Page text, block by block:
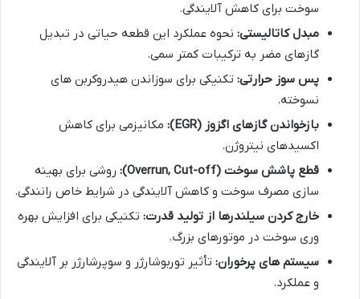
سوخت برای کاهش آلایندگی.
مبدل کاتالیستی: نحوه عملکرد این قطعه حیاتی در تبدیل
گازهای مضر به ترکیبات کمتر سمی.
پس سوز حرارتی: تکنیکی برای سوزاندن هیدروکربن های
نسوخته.
بازخواندن گازهای اگزوز (EGR):
مکانیزمی برای کاهش
اکسیدهای نیتروژن.
قطع پاشش سوخت (Overrun, Cut-off):
روشی برای بهینه
سازی مصرف سوخت و کاهش آلایندگی در شرایط خاص رانندگی.
خارج کردن سیلندرها از تولید قدرت: تکنیکی برای افزایش بهره
وری سوخت در موتورهای بزرگ.
سیستم های پرخوران: تأثیر توربوشارژر و سوپرشارژر بر آلایندگی
و عملکرد.